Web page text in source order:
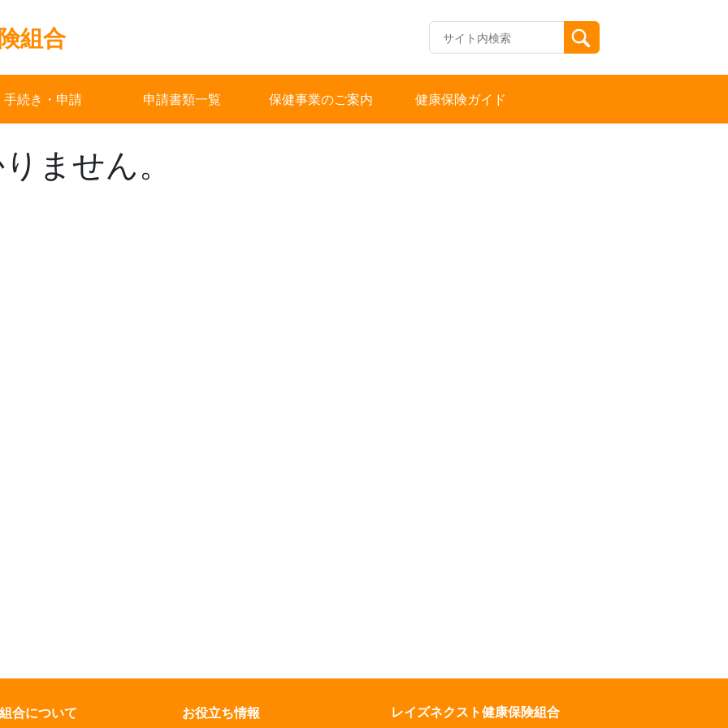
組合
手続き・申請 申請書類一覧 保健事業のご案内 健康保険ガイド
ません。
合について お役立ち情報 レイズネクスト健康保険組合